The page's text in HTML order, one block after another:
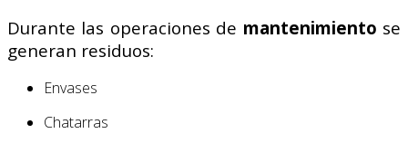
Durante las operaciones de mantenimiento se
generan residuos:
Envases
Chatarras